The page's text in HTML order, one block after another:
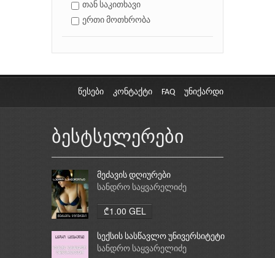
თან საკითხავი
ერთი მოთხრობა
წესები კონტაქტი FAQ უნიქარდი
ბესტსელერები
მეძავის დღიურები
სანდრო საყვარელიძე
₾1.00 GEL
სექსის სასწავლო უნივერსიტეტი
სანდრო საყვარელიძე